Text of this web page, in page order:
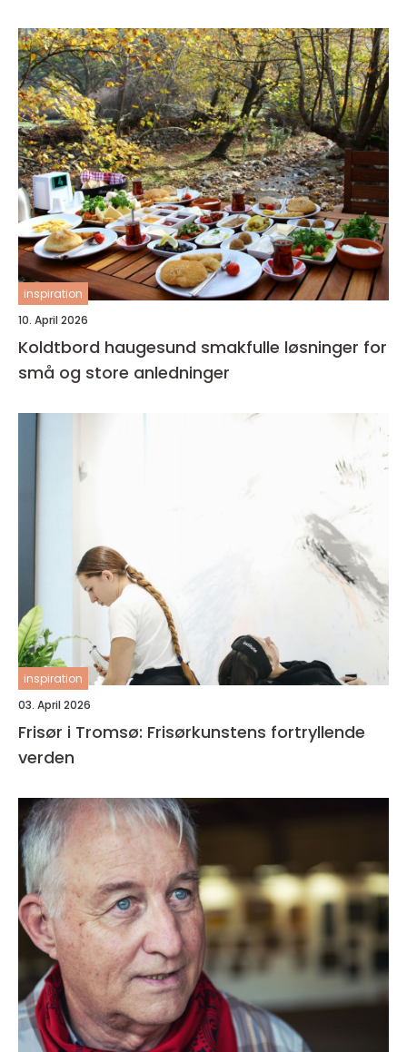
inspiration
10. April 2026
Koldtbord haugesund smakfulle løsninger for
små og store anledninger
inspiration
03. April 2026
Frisør i Tromsø: Frisørkunstens fortryllende
verden